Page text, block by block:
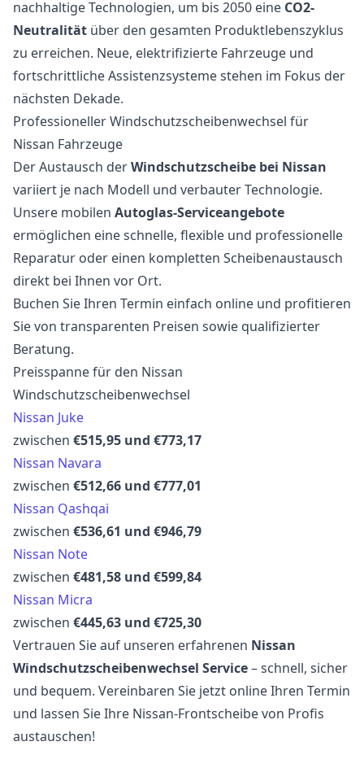
nachhaltige Technologien, um bis 2050 eine CO2-
Neutralität über den gesamten Produktlebenszyklus
zu erreichen. Neue, elektrifizierte Fahrzeuge und
fortschrittliche Assistenzsysteme stehen im Fokus der
nächsten Dekade.
Professioneller Windschutzscheibenwechsel für
Nissan Fahrzeuge
Der Austausch derWindschutzscheibe bei Nissan
variiert je nach Modell und verbauter Technologie.
Unsere mobilen Autoglas-Serviceangebote
ermöglichen eine schnelle, flexible und professionelle
Reparatur oder einen kompletten Scheibenaustausch
direkt bei Ihnen vor Ort.
Buchen Sie Ihren Termin einfach online und profitieren
Sie von transparenten Preisen sowie qualifizierter
Beratung.
Preisspanne für den Nissan
Windschutzscheibenwechsel
Nissan Juke
zwischen €515,95 und €773,17
Nissan Navara
zwischen €512,66 und €777,01
Nissan Qashqai
zwischen €536,61 und €946,79
Nissan Note
zwischen €481,58 und €599,84
Nissan Micra
zwischen €445,63 und €725,30
Vertrauen Sie auf unseren erfahrenen Nissan
Windschutzscheibenwechsel Service– schnell, sicher
und bequem. Vereinbaren Sie jetzt online Ihren Termin
und lassen Sie Ihre Nissan-Frontscheibe von Profis
austauschen!